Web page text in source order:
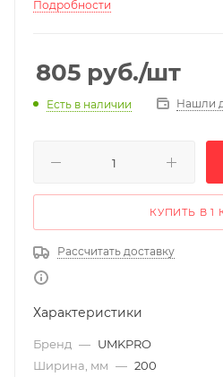
Подробности
805 руб./шт
Есть в наличии Нашли
КУПИТЬ В 1
Рассчитать доставку
Характеристики
Бренд — UMKPRO
Ширина, мм — 200